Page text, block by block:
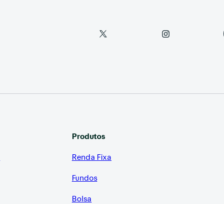
Produtos
Renda Fixa
Fundos
Bolsa